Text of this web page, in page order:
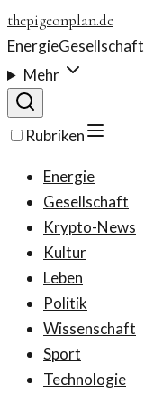
thepigeonplan.de
EnergieGesellschaft
Mehr
Rubriken
Energie
Gesellschaft
Krypto-News
Kultur
Leben
Politik
Wissenschaft
Sport
Technologie